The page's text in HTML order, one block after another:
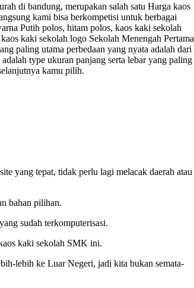
di bandung, merupakan salah satu Harga kaos
kami bisa berkompetisi untuk berbagai
Putih polos, hitam polos, kaos kaki sekolah
kaki sekolah logo Sekolah Menengah Pertama
paling utama perbedaan yang nyata adalah dari
type ukuran panjang serta lebar yang paling
kamu pilih.
yang tepat, tidak perlu lagi melacak daerah atau
bahan pilihan.
sudah terkomputerisasi.
kaki sekolah SMK ini.
lebih ke Luar Negeri, jadi kita bukan semata-